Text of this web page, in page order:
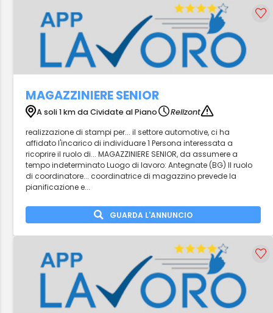
MAGAZZINIERE SENIOR
A soli 1 km da Cividate al Piano
Relizont
realizzazione di stampi per... il settore automotive, ci ha
affidato l'incarico di individuare 1 Persona interessata a
ricoprire il ruolo di... MAGAZZINIERE SENIOR, da assumere a
tempo indeterminato Luogo di lavoro: Antegnate (BG) Il ruolo
di coordinatore... coordinatrice di magazzino prevede la
pianificazione e...
GUARDA L'ANNUNCIO